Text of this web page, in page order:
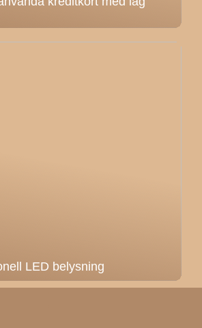
LED belysning